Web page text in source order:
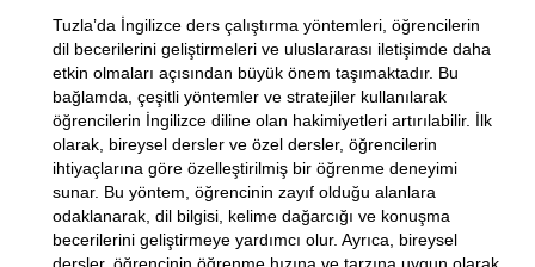
Tuzla’da İngilizce ders çalıştırma yöntemleri, öğrencilerin
dil becerilerini geliştirmeleri ve uluslararası iletişimde daha
etkin olmaları açısından büyük önem taşımaktadır. Bu
bağlamda, çeşitli yöntemler ve stratejiler kullanılarak
öğrencilerin İngilizce diline olan hakimiyetleri artırılabilir. İlk
olarak, bireysel dersler ve özel dersler, öğrencilerin
ihtiyaçlarına göre özelleştirilmiş bir öğrenme deneyimi
sunar. Bu yöntem, öğrencinin zayıf olduğu alanlara
odaklanarak, dil bilgisi, kelime dağarcığı ve konuşma
becerilerini geliştirmeye yardımcı olur. Ayrıca, bireysel